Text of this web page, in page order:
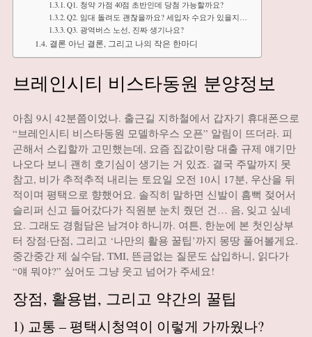
Q1. 청약 가점 40점 초반인데 당첨 가능할까요?
Q2. 임대 돌려도 괜찮을까요? 세입자 수요가 있을지…
Q3. 광역버스 노선, 진짜 생기나요?
결론 아닌 결론, 그리고 나의 작은 한마디
브레인시티 비스타동원 분양정보
아침 9시 42분쯤이었나. 출근길 지하철에서 갑자기 휴대폰으로
“브레인시티 비스타동원 모델하우스 오픈” 알림이 뜨더라. 피
곤해서 스킵할까 고민했는데, 요즘 집값이랑 대출 규제 얘기만
나오다 보니 괜히 호기심이 생기는 거 있죠. 결국 주말까지 못
참고, 비가 추적추적 내리는 토요일 오전 10시 17분, 우산을 뒤
적이며 평택으로 향했어요. 솔직히 말하면 신발이 흠뻑 젖어서
슬리퍼 신고 들어갔다가 직원분 눈치 줬던 건… 음, 잊고 싶네
요. 그래도 경험담은 남겨야 하니까. 여튼, 한눈에 본 첫인상부
터 장점·단점, 그리고 ‘나만의 활용 꿀팁’까지 몽땅 풀어볼게요.
중간중간 제 실수담, TMI, 뜬금없는 질문도 삽입하니, 읽다가
“얘 뭐야?” 싶어도 그냥 웃고 넘어가 주세요!
장점, 활용법, 그리고 약간의 꿀팁
1) 교통 – 평택시청역이 이렇게 가까웠나?